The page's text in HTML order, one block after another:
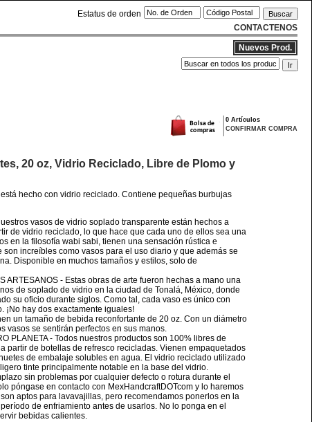
Estatus de orden
CONTACTENOS
Nuevos Prod.
0 Artículos
CONFIRMAR COMPRA
20 oz, Vidrio Reciclado, Libre de Plomo y
hecho con vidrio reciclado. Contiene pequeñas burbujas
vasos de vidrio soplado transparente están hechos a
de vidrio reciclado, lo que hace que cada uno de ellos sea una
en la filosofía wabi sabi, tienen una sensación rústica e
son increíbles como vasos para el uso diario y que además se
Disponible en muchos tamaños y estilos, solo de
ARTESANOS - Estas obras de arte fueron hechas a mano una
de soplado de vidrio en la ciudad de Tonalá, México, donde
su oficio durante siglos. Como tal, cada vaso es único con
¡No hay dos exactamente iguales!
un tamaño de bebida reconfortante de 20 oz. Con un diámetro
vasos se sentirán perfectos en sus manos.
PLANETA - Todos nuestros productos son 100% libres de
partir de botellas de refresco recicladas. Vienen empaquetados
de embalaje solubles en agua. El vidrio reciclado utilizado
tinte principalmente notable en la base del vidrio.
sin problemas por cualquier defecto o rotura durante el
póngase en contacto con MexHandcraftDOTcom y lo haremos
aptos para lavavajillas, pero recomendamos ponerlos en la
de enfriamiento antes de usarlos. No lo ponga en el
bebidas calientes.